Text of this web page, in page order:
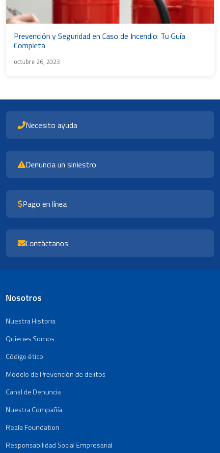
Prevención y Seguridad en Caso de Incendio: Tu Guía
Completa
octubre 26, 2023
Necesito ayuda
Denuncia un siniestro
Pago en línea
Contáctanos
Nosotros
Nuestra Historia
Quienes Somos
Código ético
Modelo de Prevención de delitos
Canal de Denuncia
Nuestra Compañía
Reale Foundation
Responsabilidad Social Empresarial